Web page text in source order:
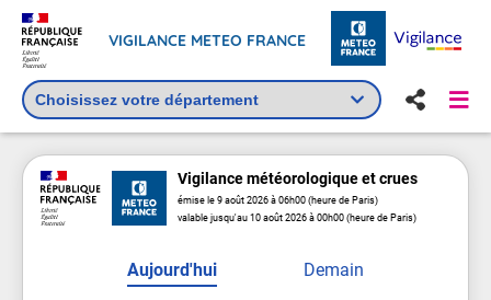
VIGILANCE METEO FRANCE
Vigilancemétéorologique et crues
émise le 9 août 2026 à 06h00 (heure de Paris)
valable jusqu'au 10 août 2026 à 00h00 (heure de Paris)
Aujourd'hui Demain